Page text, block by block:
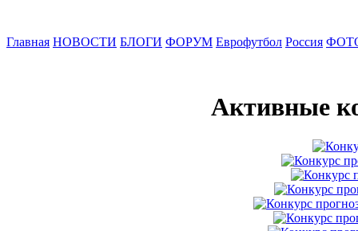
Главная НОВОСТИ БЛОГИ ФОРУМ Еврофутбол Россия
Активные